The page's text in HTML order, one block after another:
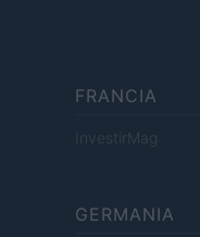
FRANCIA
InvestirMag
GERMANIA